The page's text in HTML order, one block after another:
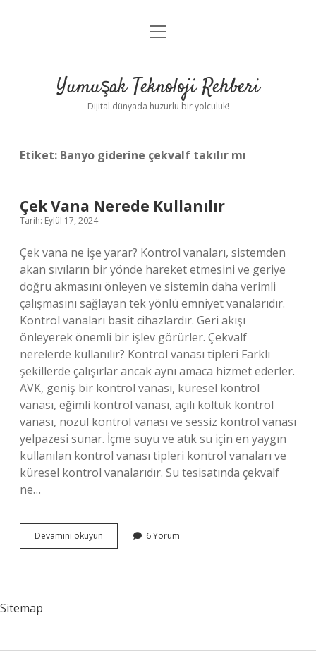
Anasayfa
Yasal Uyarı
menüyü
Yumuşak Teknoloji Rehberi
Dijital dünyada huzurlu bir yolculuk!
Etiket: Banyo giderine çekvalf takılır mı
Çek Vana Nerede Kullanılır
Tarih: Eylül 17, 2024
Çek vana ne işe yarar? Kontrol vanaları, sistemden
akan sıvıların bir yönde hareket etmesini ve geriye
doğru akmasını önleyen ve sistemin daha verimli
çalışmasını sağlayan tek yönlü emniyet vanalarıdır.
Kontrol vanaları basit cihazlardır. Geri akışı
önleyerek önemli bir işlev görürler. Çekvalf
nerelerde kullanılır? Kontrol vanası tipleri Farklı
şekillerde çalışırlar ancak aynı amaca hizmet ederler.
AVK, geniş bir kontrol vanası, küresel kontrol
vanası, eğimli kontrol vanası, açılı koltuk kontrol
vanası, nozul kontrol vanası ve sessiz kontrol vanası
yelpazesi sunar. İçme suyu ve atık su için en yaygın
kullanılan kontrol vanası tipleri kontrol vanaları ve
küresel kontrol vanalarıdır. Su tesisatında çekvalf
ne…
Devamını okuyun
Vana
6 Yorum
Sitemap